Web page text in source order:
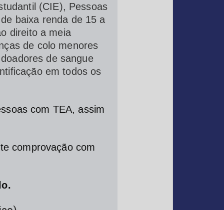
(CIE), Pessoas
baixa renda de 15 a
direito a meia
de colo menores
de sangue
em todos os
com TEA, assim
comprovação com